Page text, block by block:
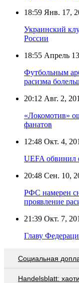
18:59 Янв. 17,
Украинский
России
18:55 Апрель
Футбольным
расизма
20:12 Авг. 2,
«Локомотив»
фанатов
12:48 Окт. 4,
UEFA обвинил
20:48 Сен. 10,
РФС намерен
проявление
21:39 Окт. 7,
Главу
Социальная
Handelsblatt: